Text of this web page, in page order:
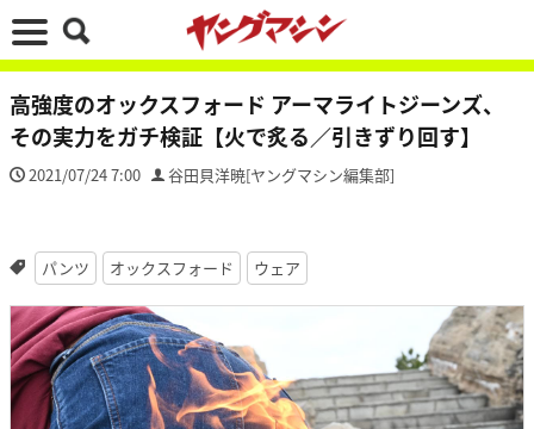
高強度のオックスフォード アーマライトジーンズ、
その実力をガチ検証【火で炙る／引きずり回す】
2021/07/24 7:00 谷田貝洋暁[ヤングマシン編集部]
パンツ オックスフォード ウェア